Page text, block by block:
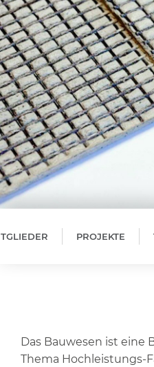
PROJEKTE
Das Bauwesen ist eine
Thema Hochleistungs-